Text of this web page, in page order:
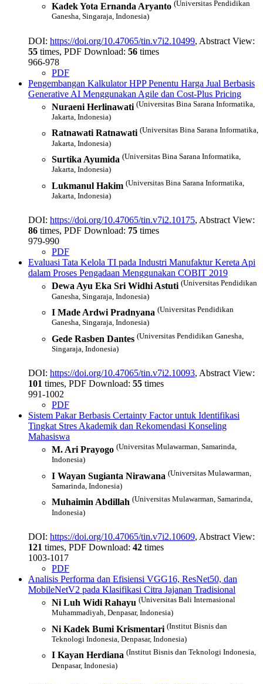
Kadek Yota Ernanda Aryanto (Universitas Pendidikan
Ganesha, Singaraja, Indonesia)
DOI: https://doi.org/10.47065/tin.v7i2.10499, Abstract View:
55 times, PDF Download: 56 times
966-978
PDF
Pengembangan Kalkulator HPP Penentu Harga Jual Berbasis
Generative AI Menggunakan Agile dan Cost-Plus Pricing
Nuraeni Herlinawati (Universitas Bina Sarana Informatika,
Jakarta, Indonesia)
Ratnawati Ratnawati (Universitas Bina Sarana Informatika,
Jakarta, Indonesia)
Surtika Ayumida (Universitas Bina Sarana Informatika,
Jakarta, Indonesia)
Lukmanul Hakim (Universitas Bina Sarana Informatika,
Jakarta, Indonesia)
DOI: https://doi.org/10.47065/tin.v7i2.10175, Abstract View:
86 times, PDF Download: 75 times
979-990
PDF
Evaluasi Tata Kelola TI pada Industri Manufaktur Kereta Api
dalam Proses Pengadaan Menggunakan COBIT 2019
Dewa Ayu Eka Sri Widhi Astuti (Universitas Pendidikan
Ganesha, Singaraja, Indonesia)
I Made Ardwi Pradnyana (Universitas Pendidikan
Ganesha, Singaraja, Indonesia)
Gede Rasben Dantes (Universitas Pendidikan Ganesha,
Singaraja, Indonesia)
DOI: https://doi.org/10.47065/tin.v7i2.10093, Abstract View:
101 times, PDF Download: 55 times
991-1002
PDF
Sistem Pakar Berbasis Certainty Factor untuk Identifikasi
Tingkat Stres Akademik dan Rekomendasi Konseling
Mahasiswa
M. Ari Prayogo (Universitas Mulawarman, Samarinda,
Indonesia)
I Wayan Sugianta Nirawana (Universitas Mulawarman,
Samarinda, Indonesia)
Muhaimin Abdillah (Universitas Mulawarman, Samarinda,
Indonesia)
DOI: https://doi.org/10.47065/tin.v7i2.10609, Abstract View:
121 times, PDF Download: 42 times
1003-1017
PDF
Analisis Performa dan Efisiensi VGG16, ResNet50, dan
MobileNetV2 pada Klasifikasi Citra Jajanan Tradisional
Ni Luh Widi Rahayu (Universitas Bali Internasional
Muhammadiyah, Denpasar, Indonesia)
Ni Kadek Bumi Krismentari (Institut Bisnis dan
Teknologi Indonesia, Denpasar, Indonesia)
I Kayan Herdiana (Institut Bisnis dan Teknologi Indonesia,
Denpasar, Indonesia)